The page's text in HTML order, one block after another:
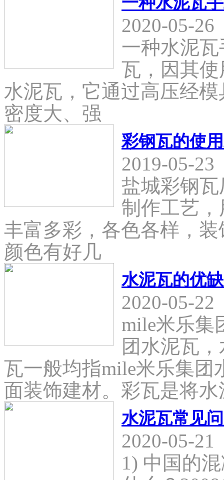
2020-05-26
一种水泥
瓦，因其
水泥瓦，它通过高压经
密度大、强
彩钢瓦的使
2019-05-23
盐城彩钢
制作工艺
丰富多彩，各色各样，
颜色有好几
水泥瓦的优
2020-05-22
mile米乐集
团水泥瓦
瓦一般均指mile米乐集团
面装饰建材。彩瓦是将
水泥瓦常见
2020-05-21
1) 中国的